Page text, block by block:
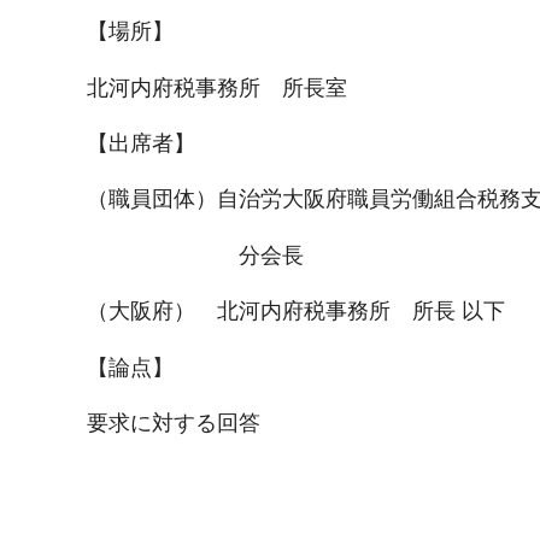
【場所】
北河内府税事務所 所長室
【出席者】
（職員団体）自治労大阪府職員労働組合税務
分会長
（大阪府） 北河内府税事務所 所長 以下
【論点】
要求に対する回答